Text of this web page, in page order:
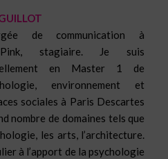
de communication à
stagiaire. Je suis
en Master 1 de
environnement et
sociales à Paris Descartes
nombre de domaines tels que
les arts, l’architecture.
à l’apport de la psychologie